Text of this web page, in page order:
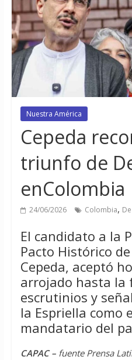
Nuestra América
Cepeda
triunfo de
enColombia
24/06/2026 Colombia,
El candidato a la
Pacto Histórico
Cepeda, aceptó
arrojado hasta la
escrutinios y
la Espriella como
mandatario del
CAPAC –fuente Prensa